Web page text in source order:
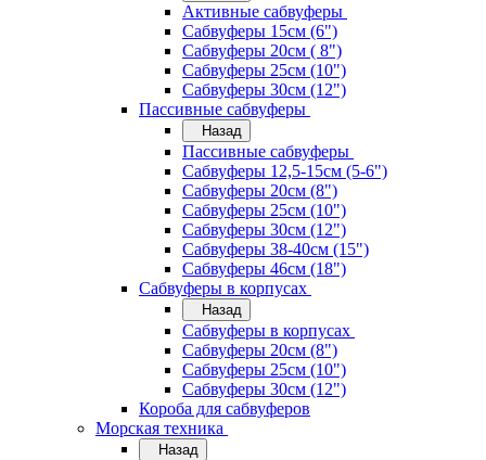
Активные сабвуферы
Сабвуферы 15см (6")
Сабвуферы 20см ( 8")
Сабвуферы 25см (10")
Сабвуферы 30см (12")
Пассивные сабвуферы
Назад
Пассивные сабвуферы
Сабвуферы 12,5-15см (5-6")
Сабвуферы 20см (8")
Сабвуферы 25см (10")
Сабвуферы 30см (12")
Сабвуферы 38-40см (15")
Сабвуферы 46см (18")
Сабвуферы в корпусах
Назад
Сабвуферы в корпусах
Сабвуферы 20см (8")
Сабвуферы 25см (10")
Сабвуферы 30см (12")
Короба для сабвуферов
Морская техника
Назад